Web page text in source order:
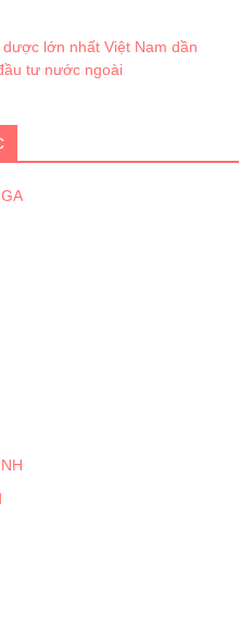
lớn nhất Việt Nam dần
tư nước ngoài